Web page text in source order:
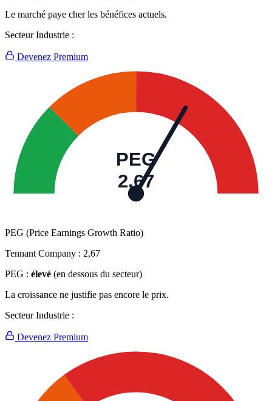
Le marché paye cher les bénéfices actuels.
Secteur Industrie :
Devenez Premium
PEG
2,67
PEG (Price Earnings Growth Ratio)
Tennant Company : 2,67
PEG : élevé (en dessous du secteur)
La croissance ne justifie pas encore le prix.
Secteur Industrie :
Devenez Premium